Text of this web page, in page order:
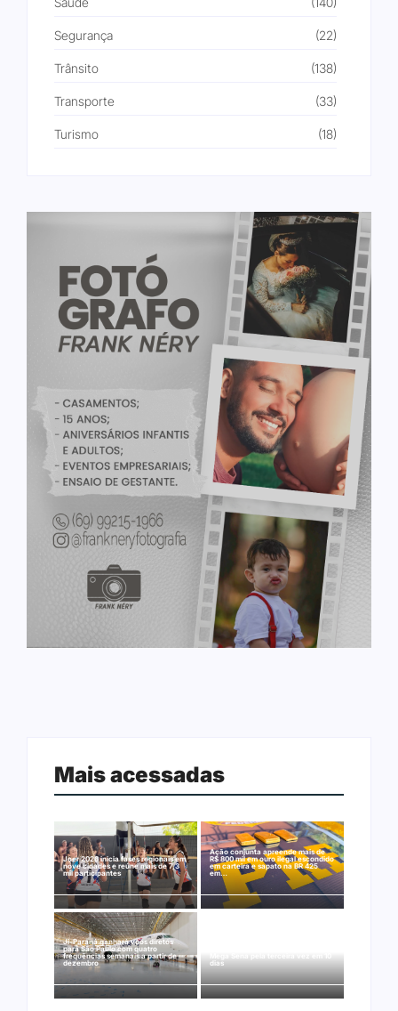
Segurança (22)
Trânsito (138)
Transporte (33)
Turismo (18)
Mais acessadas
Joer 2026 inicia fases regionais em
nove cidades e reúne mais de 7,3
mil participantes
Ação conjunta apreende mais de
R$ 800 mil em ouro ilegal escondido
em carteira e sapato na BR 425
em…
Ji-Paraná ganhará voos diretos
para São Paulo com quatro
frequências semanais a partir de
dezembro
Mega Sena pela terceira vez em 10
dias